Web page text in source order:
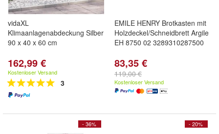
vidaXL
Klimaanlagenabdeckung Silber
90 x 40 x 60 cm
162,99 €
Kostenloser Versand
3
EMILE HENRY Brotkasten mit
Holzdeckel/Schneidbrett Argile
EH 8750 02 3289310287500
83,35 €
119,00 €
Kostenloser Versand
- 36% - 20%